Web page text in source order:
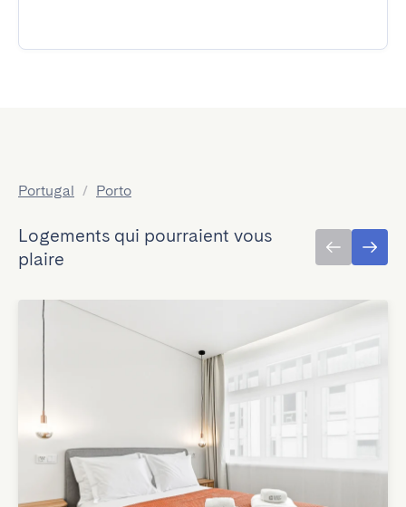
Portugal / Porto
Logements qui pourraient vous
plaire